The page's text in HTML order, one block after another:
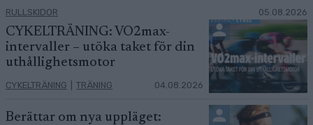
RULLSKIDOR 05.08.2026
CYKELTRÄNING: VO2max-
intervaller – utöka taket för din
uthållighetsmotor
CYKELTRÄNING TRÄNING 04.08.2026
Berättar om nya uppläget: